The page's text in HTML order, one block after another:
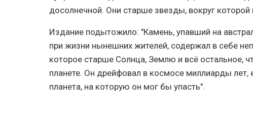
досолнечной. Они старше звезды, вокруг
Издание подытожило: "Камень, упавший на
при жизни нынешних жителей, содержал в себе
которое старше Солнца, Землю и всё остальное,
планете. Он дрейфовал в космосе миллиарды лет,
планета, на которую он мог бы упасть".